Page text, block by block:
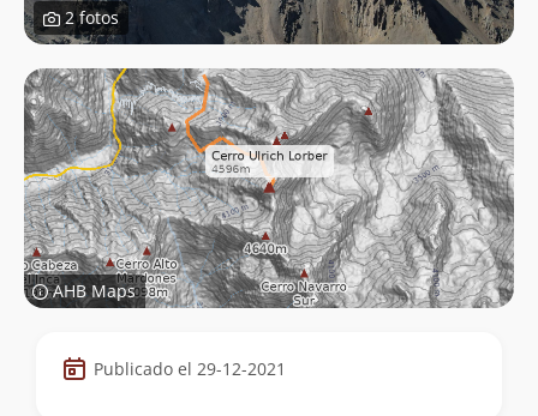
2 fotos
AHB Maps
Datos
de
Publicado el 29-12-2021